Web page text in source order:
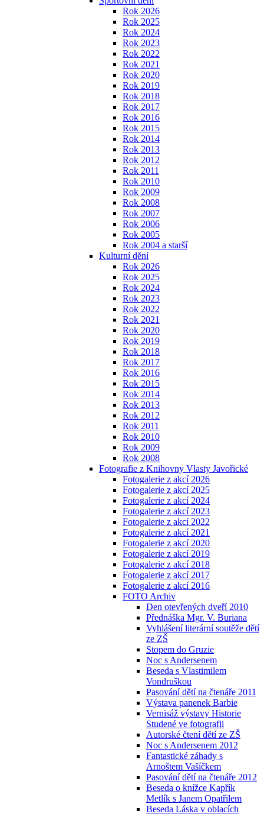
Rok 2026
Rok 2025
Rok 2024
Rok 2023
Rok 2022
Rok 2021
Rok 2020
Rok 2019
Rok 2018
Rok 2017
Rok 2016
Rok 2015
Rok 2014
Rok 2013
Rok 2012
Rok 2011
Rok 2010
Rok 2009
Rok 2008
Rok 2007
Rok 2006
Rok 2005
Rok 2004 a starší
Kulturní dění
Rok 2026
Rok 2025
Rok 2024
Rok 2023
Rok 2022
Rok 2021
Rok 2020
Rok 2019
Rok 2018
Rok 2017
Rok 2016
Rok 2015
Rok 2014
Rok 2013
Rok 2012
Rok 2011
Rok 2010
Rok 2009
Rok 2008
Fotografie z Knihovny Vlasty Javořické
Fotogalerie z akcí 2026
Fotogalerie z akcí 2025
Fotogalerie z akcí 2024
Fotogalerie z akcí 2023
Fotogalerie z akcí 2022
Fotogalerie z akcí 2021
Fotogalerie z akcí 2020
Fotogalerie z akcí 2019
Fotogalerie z akcí 2018
Fotogalerie z akcí 2017
Fotogalerie z akcí 2016
FOTO Archiv
Den otevřených dveří 2010
Přednáška Mgr. V. Buriana
Vyhlášení literární soutěže dětí
ze ZŠ
Stopem do Gruzie
Noc s Andersenem
Beseda s Vlastimilem
Vondruškou
Pasování dětí na čtenáře 2011
Výstava panenek Barbie
Vernisáž výstavy Historie
Studené ve fotografii
Autorské čtení dětí ze ZŠ
Noc s Andersenem 2012
Fantastické záhady s
Arnoštem Vašíčkem
Pasování dětí na čtenáře 2012
Beseda o knížce Kapřík
Metlík s Janem Opatřilem
Beseda Láska v oblacích